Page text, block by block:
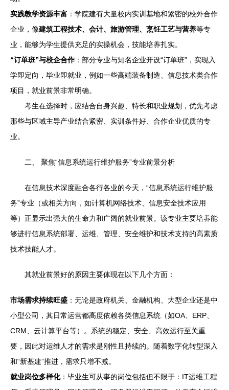
实践教学资源丰富 ：学院建有大量校内实训基地和紧密的校外合作
企业，像建筑工程技术、会计、旅游管理、烹饪工艺与营养等专
业，能够为学生提供充足的实操机会，技能培养扎实。
“订单班”与校企合作：部分专业与知名企业开设“订单班”，实现入
学即定向，毕业即就业，例如一些高端装备制造、信息技术类合作
项目，就业前景非常明确。
考生在选择时，应结合自身兴趣、特长和职业规划，优先考虑
那些与区域主导产业结合紧密、实训条件好、合作企业优质的专
业。
二、 聚焦“信息系统运行维护服务”专业前景分析
在信息技术深度融合各行各业的今天，“信息系统运行维护服
务”专业（或相关方向，如计算机网络技术、信息安全技术应用
等）正显示出强大的生命力和广阔的就业前景。该专业主要培养能
够进行信息系统部署、运维、管理、安全维护和技术支持的高素质
技术技能人才。
其就业前景好的原因主要体现在以下几个方面：
市场需求持续旺盛 ：无论是政府机关、金融机构、大型企业还是中
小型公司，其日常运营都高度依赖各类信息系统（如OA、ERP、
CRM、云计算平台等）。系统的稳定、安全、高效运行至关重
要，因此对运维人才的需求是刚性且持续的。随着数字化转型深入
和“新基建”推进，需求只增不减。
就业岗位多样化：毕业生可从事的岗位包括但不限于：IT运维工程